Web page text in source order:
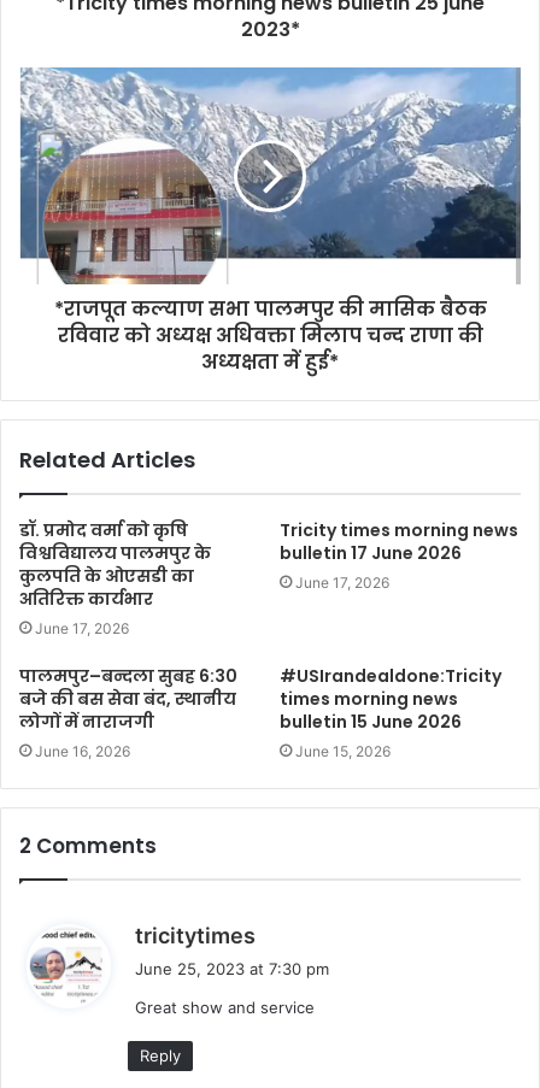
2023*
*राजपूत कल्याण सभा पालमपुर की मासिक बैठक
रविवार को अध्यक्ष अधिवक्ता मिलाप चन्द राणा की
अध्यक्षता में हुई*
Related Articles
डॉ. प्रमोद वर्मा को कृषि
विश्वविद्यालय पालमपुर के
कुलपति के ओएसडी का
अतिरिक्त कार्यभार
June 17, 2026
Tricity times morning news
bulletin 17 June 2026
June 17, 2026
पालमपुर–बन्दला सुबह 6:30
बजे की बस सेवा बंद, स्थानीय
लोगों में नाराजगी
June 16, 2026
#USIrandealdone:Tricity
times morning news
bulletin 15 June 2026
June 15, 2026
2 Comments
tricitytimes
s
June 25, 2023 at 7:30 pm
Great show and service
Reply